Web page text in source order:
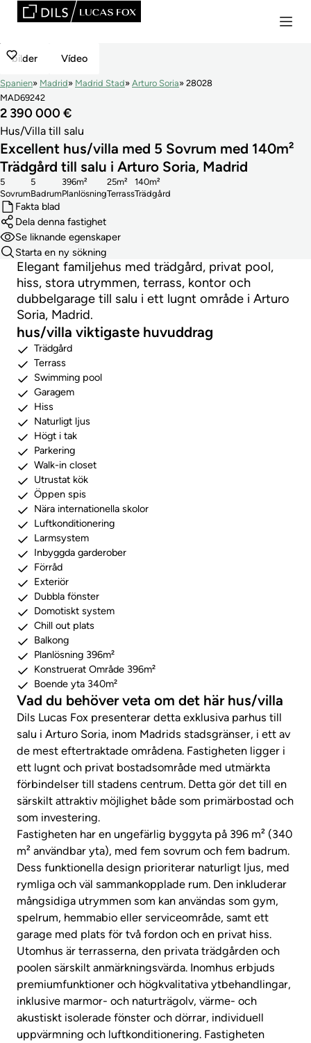
bilder Vídeo
Spanien Madrid Madrid Stad Arturo Soria
28028
MAD69242
2 390 000 €
Hus/Villa till salu
Excellent hus/villa med 5 Sovrum med 140m²
Trädgård till salu i Arturo Soria, Madrid
Sovrum
5
Badrum
5
Planlösning
396m²
Terrass
25m²
Trädgård
140m²
Fakta blad
Dela denna fastighet
Se liknande egenskaper
Starta en ny sökning
Elegant familjehus med trädgård, privat pool,
hiss, stora utrymmen, terrass, kontor och
dubbelgarage till salu i ett lugnt område i Arturo
Soria, Madrid.
hus/villa viktigaste huvuddrag
Trädgård
Terrass
Swimming pool
Garagem
Hiss
Naturligt ljus
Högt i tak
Parkering
Walk-in closet
Utrustat kök
Öppen spis
Nära internationella skolor
Luftkonditionering
Larmsystem
Inbyggda garderober
Förråd
Exteriör
Dubbla fönster
Domotiskt system
Chill out plats
Balkong
Planlösning 396m²
Konstruerat Område 396m²
Boende yta 340m²
Vad du behöver veta om det här hus/villa
Dils Lucas Fox presenterar detta exklusiva parhus till
salu i Arturo Soria, inom Madrids stadsgränser, i ett av
de mest eftertraktade områdena. Fastigheten ligger i
ett lugnt och privat bostadsområde med utmärkta
förbindelser till stadens centrum. Detta gör det till en
särskilt attraktiv möjlighet både som primärbostad och
som investering.
Fastigheten har en ungefärlig byggyta på 396 m² (340
m² användbar yta), med fem sovrum och fem badrum.
Dess funktionella design prioriterar naturligt ljus, med
rymliga och väl sammankopplade rum. Den inkluderar
mångsidiga utrymmen som kan användas som gym,
spelrum, hemmabio eller serviceområde, samt ett
garage med plats för två fordon och en privat hiss.
Utomhus är terrasserna, den privata trädgården och
poolen särskilt anmärkningsvärda. Inomhus erbjuds
premiumfunktioner och högkvalitativa ytbehandlingar,
inklusive marmor- och naturträgolv, värme- och
akustiskt isolerade fönster och dörrar, individuell
uppvärmning och luftkonditionering. Fastigheten